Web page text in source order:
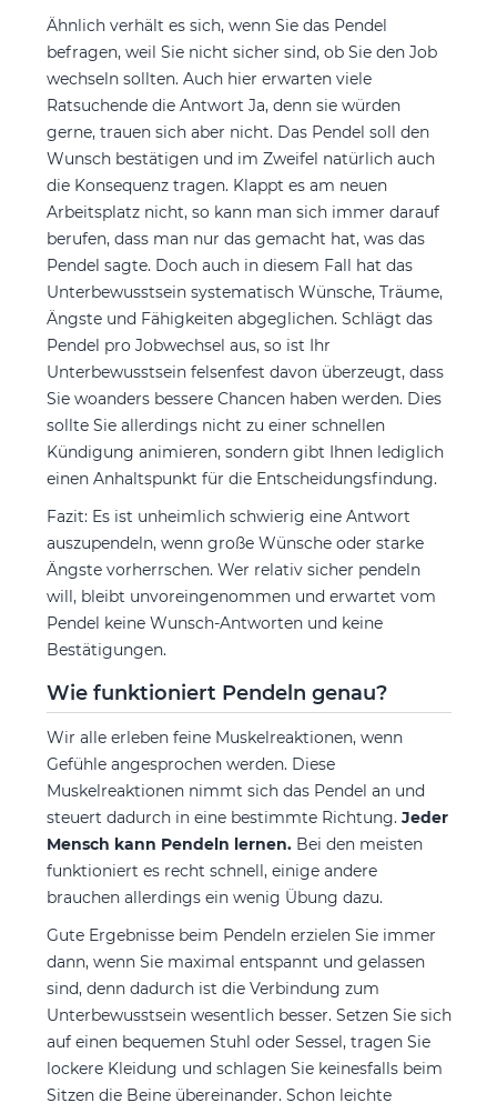
Ähnlich verhält es sich, wenn Sie das Pendel
befragen, weil Sie nicht sicher sind, ob Sie den Job
wechseln sollten. Auch hier erwarten viele
Ratsuchende die Antwort Ja, denn sie würden
gerne, trauen sich aber nicht. Das Pendel soll den
Wunsch bestätigen und im Zweifel natürlich auch
die Konsequenz tragen. Klappt es am neuen
Arbeitsplatz nicht, so kann man sich immer darauf
berufen, dass man nur das gemacht hat, was das
Pendel sagte. Doch auch in diesem Fall hat das
Unterbewusstsein systematisch Wünsche, Träume,
Ängste und Fähigkeiten abgeglichen. Schlägt das
Pendel pro Jobwechsel aus, so ist Ihr
Unterbewusstsein felsenfest davon überzeugt, dass
Sie woanders bessere Chancen haben werden. Dies
sollte Sie allerdings nicht zu einer schnellen
Kündigung animieren, sondern gibt Ihnen lediglich
einen Anhaltspunkt für die Entscheidungsfindung.
Fazit: Es ist unheimlich schwierig eine Antwort
auszupendeln, wenn große Wünsche oder starke
Ängste vorherrschen. Wer relativ sicher pendeln
will, bleibt unvoreingenommen und erwartet vom
Pendel keine Wunsch-Antworten und keine
Bestätigungen.
Wie funktioniert Pendeln genau?
Wir alle erleben feine Muskelreaktionen, wenn
Gefühle angesprochen werden. Diese
Muskelreaktionen nimmt sich das Pendel an und
steuert dadurch in eine bestimmte Richtung. Jeder
Mensch kann Pendeln lernen. Bei den meisten
funktioniert es recht schnell, einige andere
brauchen allerdings ein wenig Übung dazu.
Gute Ergebnisse beim Pendeln erzielen Sie immer
dann, wenn Sie maximal entspannt und gelassen
sind, denn dadurch ist die Verbindung zum
Unterbewusstsein wesentlich besser. Setzen Sie sich
auf einen bequemen Stuhl oder Sessel, tragen Sie
lockere Kleidung und schlagen Sie keinesfalls beim
Sitzen die Beine übereinander. Schon leichte